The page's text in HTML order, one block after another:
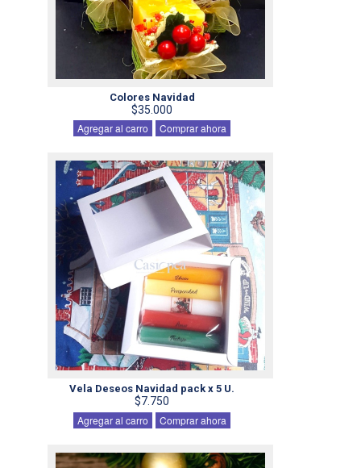
Colores Navidad
$35.000
Agregar al carro Comprar ahora
Vela Deseos Navidad pack x 5 U.
$7.750
Agregar al carro Comprar ahora